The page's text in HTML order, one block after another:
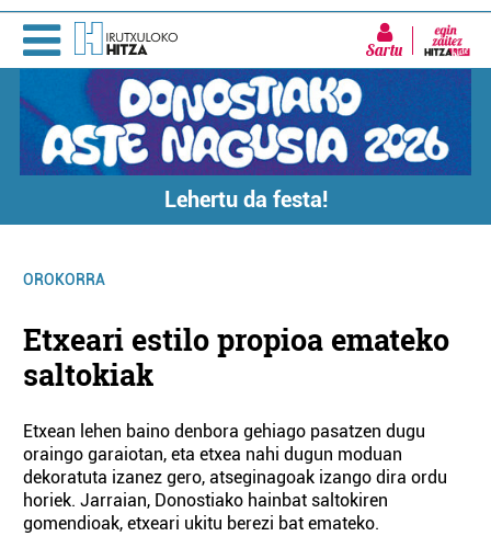
Sartu
Lehertu da festa!
OROKORRA
Etxeari estilo propioa emateko
saltokiak
Etxean lehen baino denbora gehiago pasatzen dugu
oraingo garaiotan, eta etxea nahi dugun moduan
dekoratuta izanez gero, atseginagoak izango dira ordu
horiek. Jarraian, Donostiako hainbat saltokiren
gomendioak, etxeari ukitu berezi bat emateko.